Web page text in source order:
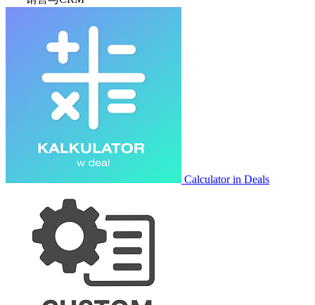
Calculator in Deals